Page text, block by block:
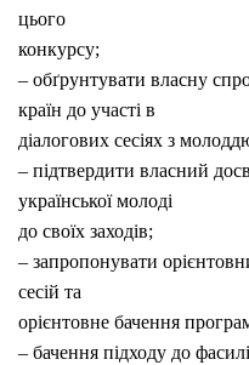
цього
конкурсу;
– обґрунтувати власну
країн до участі в
діалогових сесіях з
– підтвердити власний
української молоді
до своїх заходів;
– запропонувати
сесій та
орієнтовне бачення
– бачення підходу до